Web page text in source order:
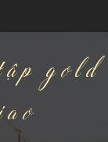
PHẨMgold